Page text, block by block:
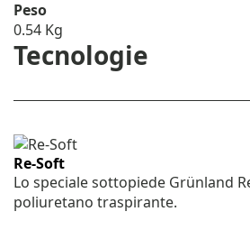
Peso
0.54 Kg
Tecnologie
Re-Soft
Lo speciale sottopiede Grünland
poliuretano traspirante.